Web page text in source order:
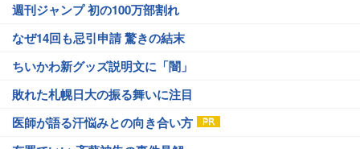
週刊ジャンプ 初の100万部割れ
なぜ14回も忌引申請 驚きの結末
ちいかわ新グッズ説明文に「闇」
敗れた札幌日大の振る舞いに注目
医師が語る汗悩みとの向き合い方